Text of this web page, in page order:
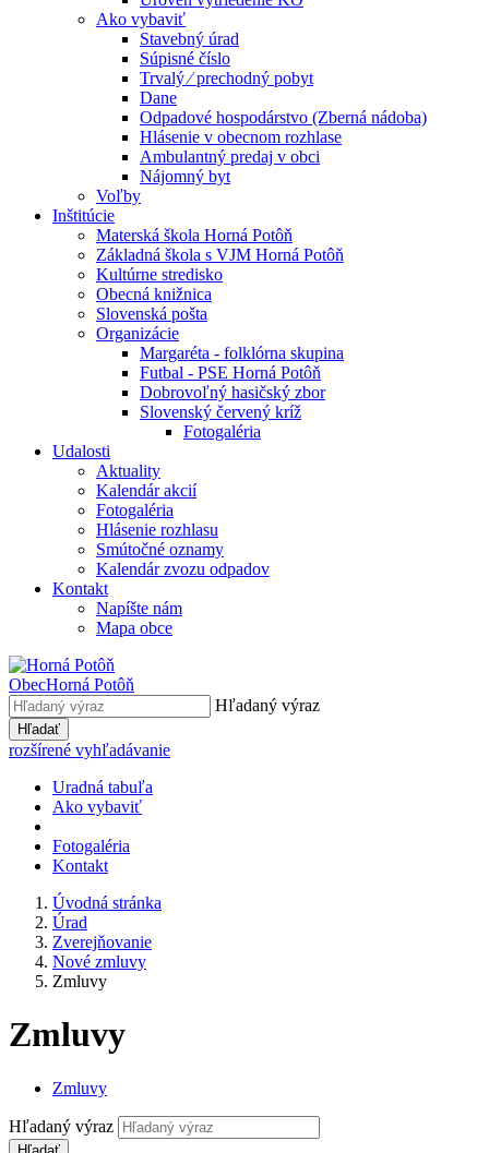
Ako vybaviť
Stavebný úrad
Súpisné číslo
Trvalý ⁄ prechodný pobyt
Dane
Odpadové hospodárstvo (Zberná nádoba)
Hlásenie v obecnom rozhlase
Ambulantný predaj v obci
Nájomný byt
Voľby
Inštitúcie
Materská škola Horná Potôň
Základná škola s VJM Horná Potôň
Kultúrne stredisko
Obecná knižnica
Slovenská pošta
Organizácie
Margaréta - folklórna skupina
Futbal - PSE Horná Potôň
Dobrovoľný hasičský zbor
Slovenský červený kríž
Fotogaléria
Udalosti
Aktuality
Kalendár akcií
Fotogaléria
Hlásenie rozhlasu
Smútočné oznamy
Kalendár zvozu odpadov
Kontakt
Napíšte nám
Mapa obce
ObecHorná Potôň
Hľadaný výraz
Hľadať
rozšírené vyhľadávanie
Uradná tabuľa
Ako vybaviť
Fotogaléria
Kontakt
Úvodná stránka
Úrad
Zverejňovanie
Nové zmluvy
Zmluvy
Zmluvy
Zmluvy
Hľadaný výraz